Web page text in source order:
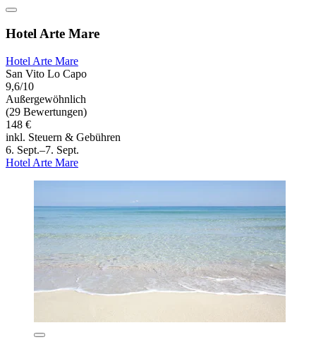
Hotel Arte Mare
Hotel Arte Mare
San Vito Lo Capo
9,6/10
Außergewöhnlich
(29 Bewertungen)
148 €
inkl. Steuern & Gebühren
6. Sept.–7. Sept.
Hotel Arte Mare